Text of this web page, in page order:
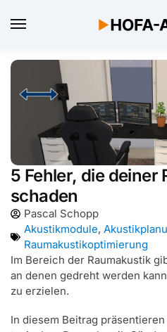
5 Fehler, die deiner
schaden
Pascal Schopp
Akustikmodule,
Raumakustikoptimierung
Im Bereich der Raumakustik
an denen gedreht werden
zu erzielen.
In diesem Beitrag